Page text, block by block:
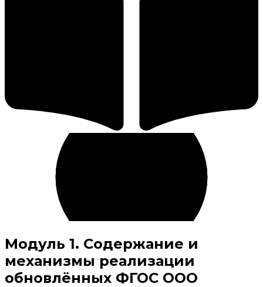
Модуль 1. Содержание и
механизмы реализации
обновлённых ФГОС ООО